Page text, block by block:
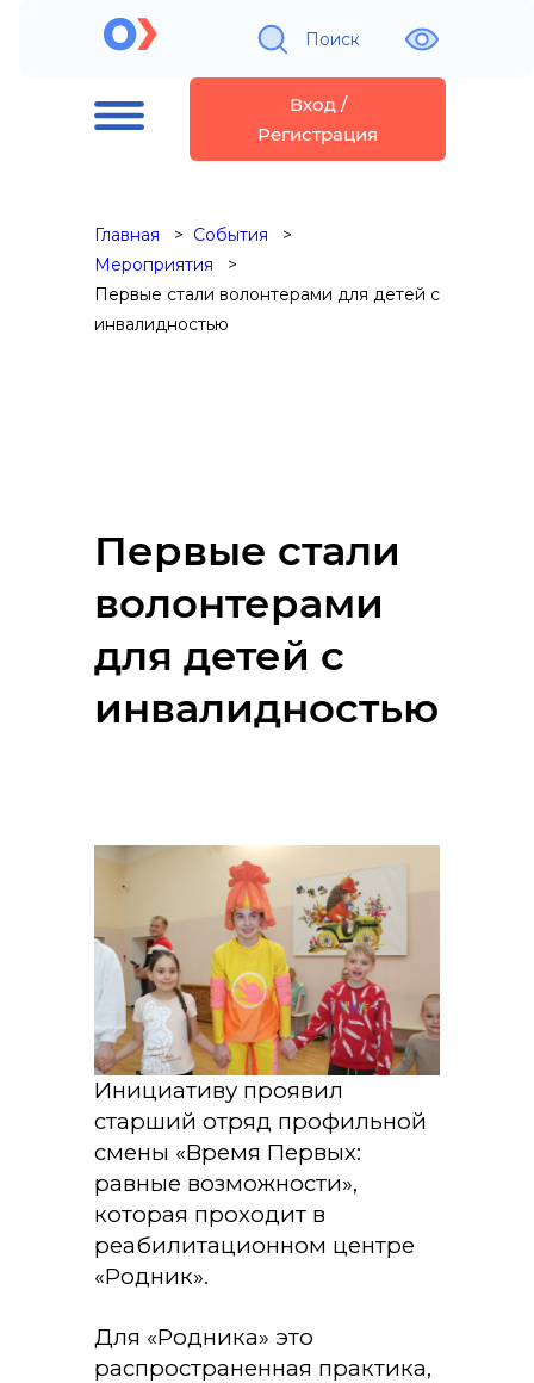
Поиск
Вход /
Регистрация
Главная
События
Мероприятия
Первые стали волонтерами для детей с
инвалидностью
Первые стали
волонтерами
для детей с
инвалидностью
Инициативу проявил
старший отряд профильной
смены «Время Первых:
равные возможности»,
которая проходит в
реабилитационном центре
«Родник».
Для «Родника» это
распространенная практика,